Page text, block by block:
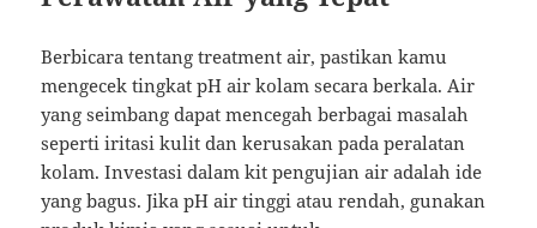
Berbicara tentang treatment air, pastikan kamu
mengecek tingkat pH air kolam secara berkala. Air
yang seimbang dapat mencegah berbagai masalah
seperti iritasi kulit dan kerusakan pada peralatan
kolam. Investasi dalam kit pengujian air adalah ide
yang bagus. Jika pH air tinggi atau rendah, gunakan